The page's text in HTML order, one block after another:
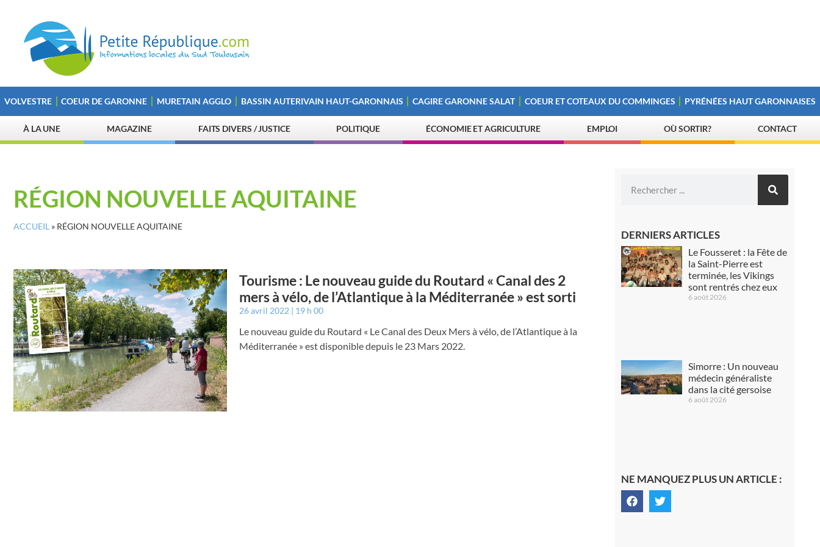
VOLVESTRE COEUR DE GARONNE MURETAIN AGGLO BASSIN AUTERIVAIN HAUT-GARONNAIS CAGIRE GARONNE SALAT COEUR ET COTEAUX DU COMMINGES PYRÉNÉES HAUT GARONNAISES
À LA UNE MAGAZINE FAITS DIVERS / JUSTICE POLITIQUE ÉCONOMIE ET AGRICULTURE EMPLOI OÙ SORTIR? CONTACT
RÉGION NOUVELLE AQUITAINE
ACCUEIL » RÉGION NOUVELLE AQUITAINE
Tourisme : Le nouveau guide du Routard « Canal des 2
mers à vélo, de l’Atlantique à la Méditerranée » est sorti
26 avril 2022 19 h 00
Le nouveau guide du Routard « Le Canal des Deux Mers à vélo, de l’Atlantique à la
Méditerranée » est disponible depuis le 23 Mars 2022.
DERNIERS ARTICLES
Le Fousseret : la Fête de
la Saint-Pierre est
terminée, les Vikings
sont rentrés chez eux
6 août 2026
Simorre : Un nouveau
médecin généraliste
dans la cité gersoise
6 août 2026
NE MANQUEZ PLUS UN ARTICLE :